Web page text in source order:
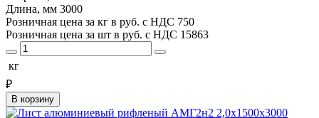
Длина, мм 3000
Розничная цена за кг в руб. с НДС 750
Розничная цена за шт в руб. с НДС 15863
кг
₽
В корзину